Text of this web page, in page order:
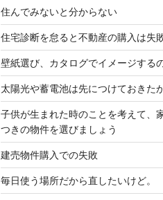
住んでみないと分からない
住宅診断を怠ると不動産の購入は失
壁紙選び、カタログでイメージする
太陽光や蓄電池は先につけておきた
子供が生まれた時のことを考えて、
つきの物件を選びましょう
建売物件購入での失敗
毎日使う場所だから直したいけど。